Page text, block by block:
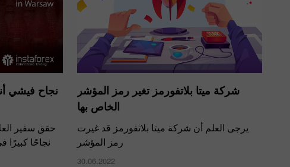
نجاح فيشي
حقق سفير
نجاحًا كبيرًا
شركة ميتا بلاتفورمز تغير رمز المؤشر
الخاص بها
يرجى العلم أن شركة ميتا بلاتفورمز قد غيرت
رمز المؤشر
30.06.2022